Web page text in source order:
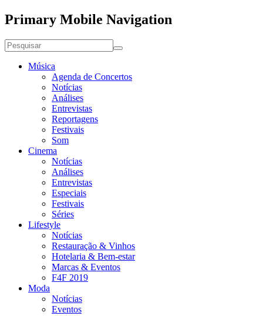
Primary Mobile Navigation
Música
Agenda de Concertos
Notícias
Análises
Entrevistas
Reportagens
Festivais
Som
Cinema
Notícias
Análises
Entrevistas
Especiais
Festivais
Séries
Lifestyle
Notícias
Restauração & Vinhos
Hotelaria & Bem-estar
Marcas & Eventos
F4F 2019
Moda
Notícias
Eventos